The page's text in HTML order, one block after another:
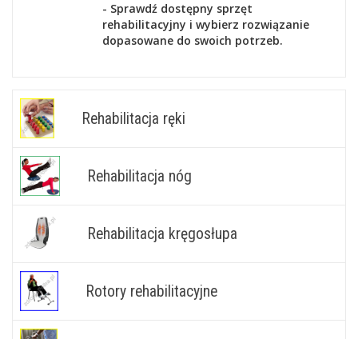
- Sprawdź dostępny sprzęt
rehabilitacyjny i wybierz rozwiązanie
dopasowane do swoich potrzeb.
Rehabilitacja ręki
Rehabilitacja nóg
Rehabilitacja kręgosłupa
Rotory rehabilitacyjne